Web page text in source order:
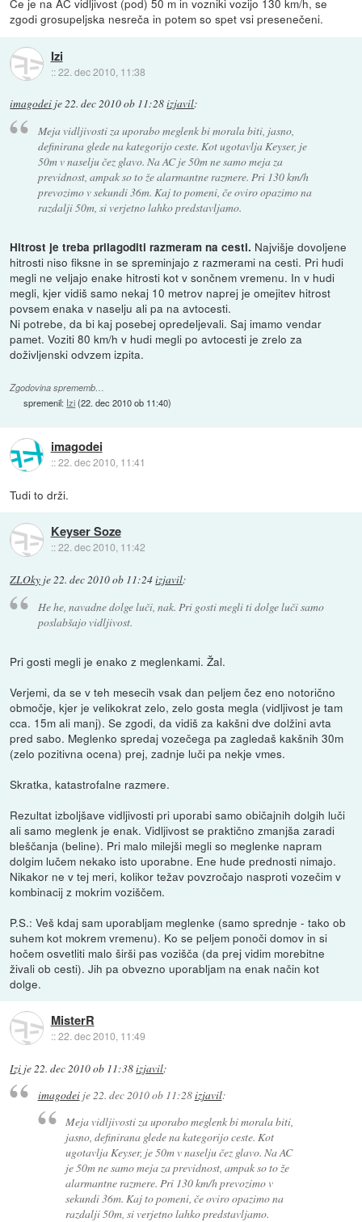
Če je na AC vidljivost (pod) 50 m in vozniki vozijo 130 km/h, se
zgodi grosupeljska nesreča in potem so spet vsi presenečeni.
Izi
::22. dec 2010, 11:38
imagodei je22. dec 2010 ob 11:28izjavil:
Meja vidljivosti za uporabo meglenk bi morala biti, jasno,
definirana glede na kategorijo ceste. Kot ugotavlja Keyser, je
50m v naselju čez glavo. Na AC je 50m ne samo meja za
previdnost, ampak so to že alarmantne razmere. Pri 130 km/h
prevozimo v sekundi 36m. Kaj to pomeni, če oviro opazimo na
razdalji 50m, si verjetno lahko predstavljamo.
Hitrost je treba prilagoditi razmeram na cesti. Najvišje dovoljene
hitrosti niso fiksne in se spreminjajo z razmerami na cesti. Pri hudi
megli ne veljajo enake hitrosti kot v sončnem vremenu. In v hudi
megli, kjer vidiš samo nekaj 10 metrov naprej je omejitev hitrost
povsem enaka v naselju ali pa na avtocesti.
Ni potrebe, da bi kaj posebej opredeljevali. Saj imamo vendar
pamet. Voziti 80 km/h v hudi megli po avtocesti je zrelo za
doživljenski odvzem izpita.
Zgodovina sprememb…
spremenil: Izi(22. dec 2010 ob 11:40)
imagodei
::22. dec 2010, 11:41
Tudi to drži.
Keyser Soze
::22. dec 2010, 11:42
ZLOky je22. dec 2010 ob 11:24izjavil:
He he, navadne dolge luči, nak. Pri gosti megli ti dolge luči samo
poslabšajo vidljivost.
Pri gosti megli je enako z meglenkami. Žal.
Verjemi, da se v teh mesecih vsak dan peljem čez eno notorično
območje, kjer je velikokrat zelo, zelo gosta megla (vidljivost je tam
cca. 15m ali manj). Se zgodi, da vidiš za kakšni dve dolžini avta
pred sabo. Meglenko spredaj vozečega pa zagledaš kakšnih 30m
(zelo pozitivna ocena) prej, zadnje luči pa nekje vmes.
Skratka, katastrofalne razmere.
Rezultat izboljšave vidljivosti pri uporabi samo običajnih dolgih luči
ali samo meglenk je enak. Vidljivost se praktično zmanjša zaradi
bleščanja (beline). Pri malo milejši megli so meglenke napram
dolgim lučem nekako isto uporabne. Ene hude prednosti nimajo.
Nikakor ne v tej meri, kolikor težav povzročajo nasproti vozečim v
kombinacij z mokrim voziščem.
P.S.: Veš kdaj sam uporabljam meglenke (samo sprednje - tako ob
suhem kot mokrem vremenu). Ko se peljem ponoči domov in si
hočem osvetliti malo širši pas vozišča (da prej vidim morebitne
živali ob cesti). Jih pa obvezno uporabljam na enak način kot
dolge.
MisterR
::22. dec 2010, 11:49
Izi je 22. dec 2010 ob 11:38izjavil:
imagodeije22. dec 2010 ob 11:28izjavil:
Meja vidljivosti za uporabo meglenk bi morala biti,
jasno, definirana glede na kategorijo ceste. Kot
ugotavlja Keyser, je 50m v naselju čez glavo. Na AC
je 50m ne samo meja za previdnost, ampak so to že
alarmantne razmere. Pri 130 km/h prevozimo v
sekundi 36m. Kaj to pomeni, če oviro opazimo na
razdalji 50m, si verjetno lahko predstavljamo.